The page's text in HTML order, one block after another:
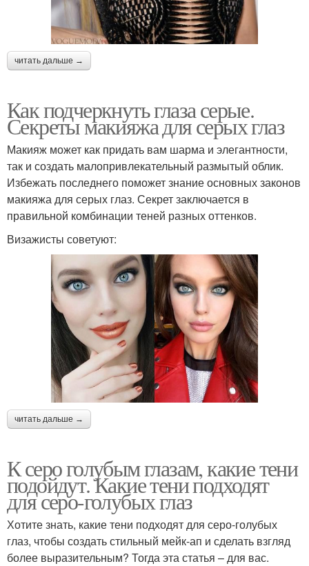
читать дальше →
Как подчеркнуть глаза серые.
Секреты макияжа для серых глаз
Макияж может как придать вам шарма и элегантности,
так и создать малопривлекательный размытый облик.
Избежать последнего поможет знание основных законов
макияжа для серых глаз. Секрет заключается в
правильной комбинации теней разных оттенков.
Визажисты советуют:
читать дальше →
К серо голубым глазам, какие тени
подойдут. Какие тени подходят
для серо-голубых глаз
Хотите знать, какие тени подходят для серо-голубых
глаз, чтобы создать стильный мейк-ап и сделать взгляд
более выразительным? Тогда эта статья – для вас.